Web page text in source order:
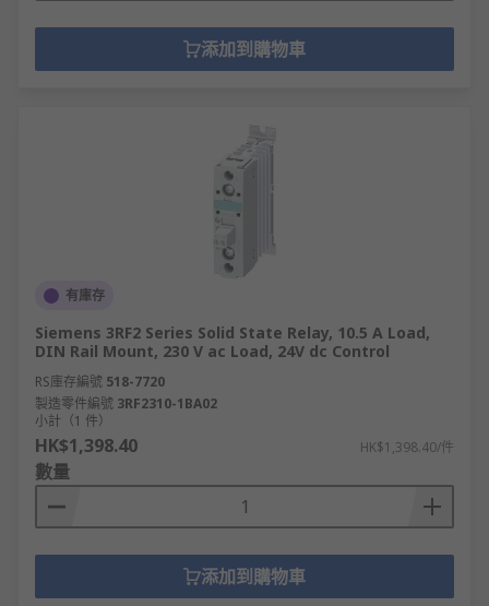
添加到購物車
有庫存
Siemens 3RF2 Series Solid State Relay, 10.5 A Load,
DIN Rail Mount, 230 V ac Load, 24V dc Control
RS庫存編號 518-7720
製造零件編號 3RF2310-1BA02
小計（1 件）
HK$1,398.40 HK$1,398.40/件
數量
添加到購物車